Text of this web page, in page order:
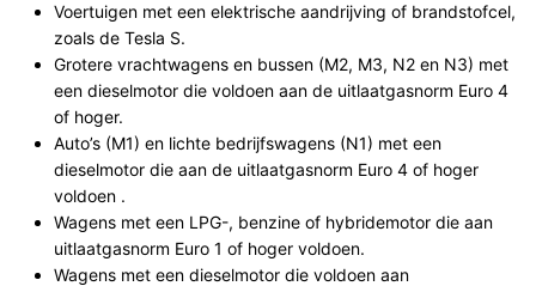
Voertuigen met een elektrische aandrijving of brandstofcel,
zoals de Tesla S.
Grotere vrachtwagens en bussen (M2, M3, N2 en N3) met
een dieselmotor die voldoen aan de uitlaatgasnorm Euro 4
of hoger.
Auto’s (M1) en lichte bedrijfswagens (N1) met een
dieselmotor die aan de uitlaatgasnorm Euro 4 of hoger
voldoen .
Wagens met een LPG-, benzine of hybridemotor die aan
uitlaatgasnorm Euro 1 of hoger voldoen.
Wagens met een dieselmotor die voldoen aan